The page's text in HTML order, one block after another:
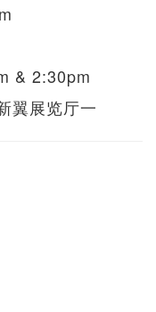
& 2:30pm
翼展览厅⼀